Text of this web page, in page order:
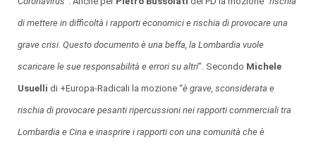
di mettere in difficoltà i rapporti economici e rischia di provocare una
grave crisi. Questo documento è una beffa, la Lombardia vuole
scaricare le sue responsabilità e errori su altri”. Secondo Michele
Usuelli di +Europa-Radicali la mozione “è grave, sconsiderata e
rischia di provocare pesanti ripercussioni nei rapporti commerciali tra
Lombardia e Cina e inasprire i rapporti con una comunità che è